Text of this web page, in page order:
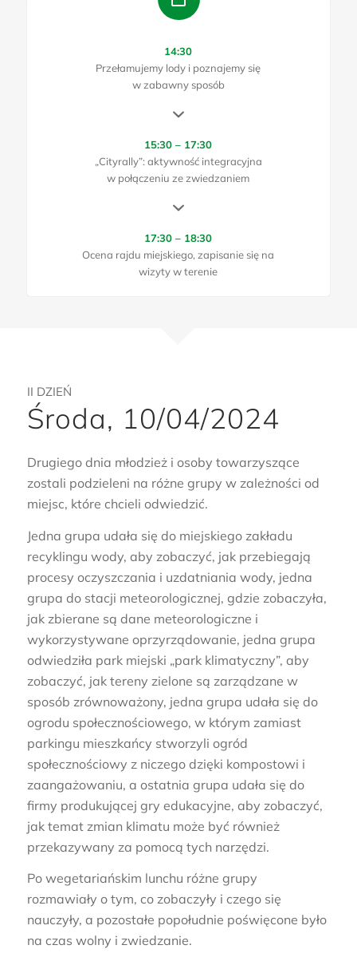
14:30
Przełamujemy lody i poznajemy się
w zabawny sposób
15:30 – 17:30
„Cityrally”: aktywność integracyjna
w połączeniu ze zwiedzaniem
17:30 – 18:30
Ocena rajdu miejskiego, zapisanie się na
wizyty w terenie
II DZIEŃ
Środa, 10/04/2024
Drugiego dnia młodzież i osoby towarzyszące
zostali podzieleni na różne grupy w zależności od
miejsc, które chcieli odwiedzić.
Jedna grupa udała się do miejskiego zakładu
recyklingu wody, aby zobaczyć, jak przebiegają
procesy oczyszczania i uzdatniania wody, jedna
grupa do stacji meteorologicznej, gdzie zobaczyła,
jak zbierane są dane meteorologiczne i
wykorzystywane oprzyrządowanie, jedna grupa
odwiedziła park miejski „park klimatyczny”, aby
zobaczyć, jak tereny zielone są zarządzane w
sposób zrównoważony, jedna grupa udała się do
ogrodu społecznościowego, w którym zamiast
parkingu mieszkańcy stworzyli ogród
społecznościowy z niczego dzięki kompostowi i
zaangażowaniu, a ostatnia grupa udała się do
firmy produkującej gry edukacyjne, aby zobaczyć,
jak temat zmian klimatu może być również
przekazywany za pomocą tych narzędzi.
Po wegetariańskim lunchu różne grupy
rozmawiały o tym, co zobaczyły i czego się
nauczyły, a pozostałe popołudnie poświęcone było
na czas wolny i zwiedzanie.